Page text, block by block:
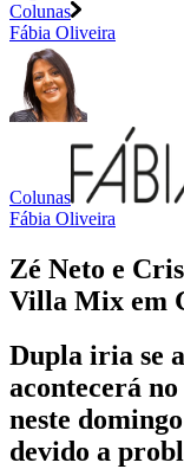
Colunas
Fábia Oliveira
Colunas
Fábia Oliveira
Zé Neto e
Villa Mix em
Dupla iria se
acontecerá
neste
devido a